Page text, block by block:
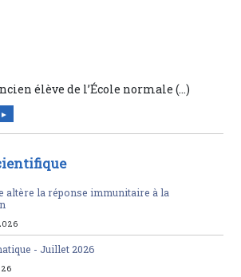
élève de l’École normale (…)
altère la réponse immunitaire à la
- Juillet 2026